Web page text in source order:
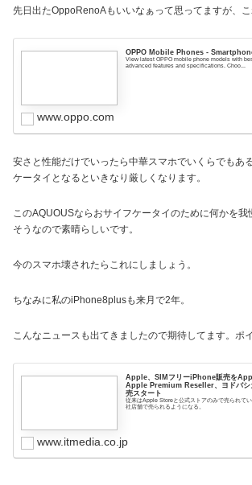
先日出たOppoRenoAもいいなぁって思ってますが、こ
OPPO Mobile Phones -
View latest OPPO mobile phone models with
advanced features and specifications. Choo...
www.oppo.com
安さと性能だけでいったら中華スマホでいくらでもあ
ケータイとなるといきなり厳しくなります。
このAQUOUSならおサイフケータイのために何かを我
そうなので素晴らしいです。
今のスマホ壊されたらこれにしましょう。
ちなみに私のiPhone8plusも来月で2年。
こんなニュースも出てきましたので期待してます。ポ
Apple、SIMフリーiPhone販売を
Apple Premium Reseller、ヨドバシ
売スタート
従来はApple Storeと公式ストアのみで売られて
社店舗で売られるようになる。
www.itmedia.co.jp